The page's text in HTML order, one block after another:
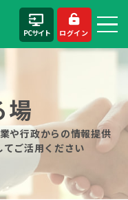
PCサイト ログイン
場
や行政からの情報提供
ご活用ください